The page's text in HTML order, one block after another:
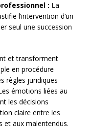
: La
l’intervention d’un
seul une succession
et transforment
en procédure
règles juridiques
émotions liées au
les décisions
claire entre les
et aux malentendus.